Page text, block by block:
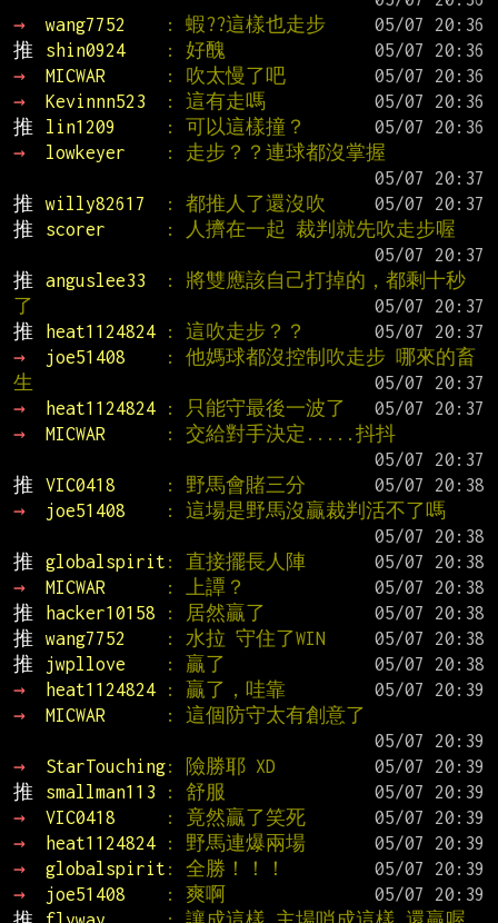
→
wang7752 : 蝦??這樣也走步
推
shin0924 : 好醜
→
MICWAR : 吹太慢了吧
→
Kevinnn523 : 這有走嗎
推
lin1209 : 可以這樣撞？
→
lowkeyer
: 走步？？連球都沒掌握
推
willy82617 : 都推人了還沒吹
推
scorer
: 人擠在一起 裁判就先吹走步喔
推
anguslee33
: 將雙應該自己打掉的，都剩十秒
了
推
heat1124824 : 這吹走步？？
→
joe51408
: 他媽球都沒控制吹走步 哪來的畜
生
→
heat1124824 : 只能守最後一波了
→
MICWAR
: 交給對手決定.....抖抖
推
VIC0418 : 野馬會賭三分
→
joe51408
: 這場是野馬沒贏裁判活不了嗎
推
globalspirit : 直接擺長人陣
→
MICWAR : 上譚？
推
hacker10158 : 居然贏了
推
wang7752 : 水拉 守住了WIN
推
jwpllove : 贏了
→
heat1124824 : 贏了，哇靠
→
MICWAR
: 這個防守太有創意了
→
StarTouching: 險勝耶 XD
推
smallman113 : 舒服
→
VIC0418 : 竟然贏了笑死
→
heat1124824 : 野馬連爆兩場
→
globalspirit : 全勝！！！
→
joe51408 : 爽啊